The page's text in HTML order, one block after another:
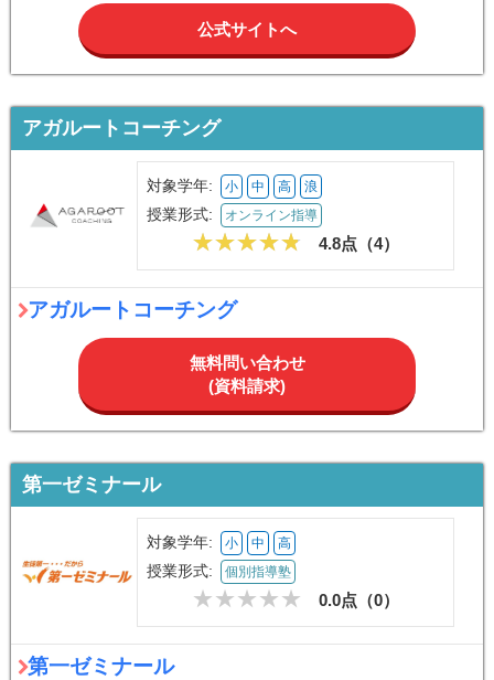
公式サイトへ
アガルートコーチング
対象学年: 小 中 高 浪
授業形式: オンライン指導
4.8点（4）
アガルートコーチング
無料問い合わせ
(資料請求)
第一ゼミナール
対象学年: 小 中 高
授業形式: 個別指導塾
0.0点（0）
第一ゼミナール